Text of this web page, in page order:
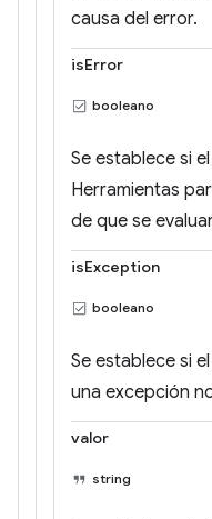
causa del error.
isError
booleano
Se establece si
Herramientas
de que se
isException
booleano
Se establece si
una excepción
valor
string